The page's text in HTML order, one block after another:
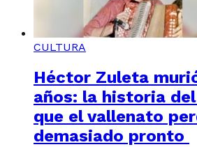
CULTURA
Héctor Zuleta
años: la historia
que el vallenato
demasiado pronto